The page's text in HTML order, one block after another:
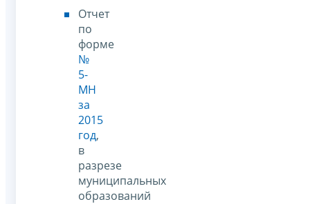
Отчет
по
форме
№
5-
МН
за
2015
год,
в
разрезе
муниципальных
образований